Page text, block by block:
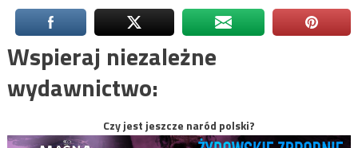
Wspieraj niezależne
wydawnictwo:
Czy jest jeszcze naród polski?